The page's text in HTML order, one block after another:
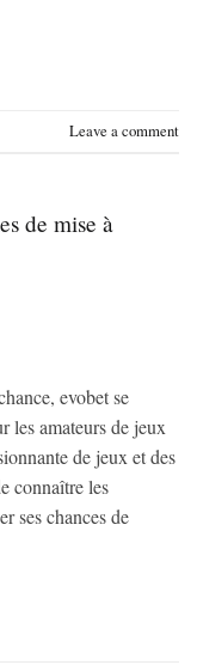
Leave a comment
de mise à
evobet se
les amateurs de jeux
de jeux et des
connaître les
ses chances de